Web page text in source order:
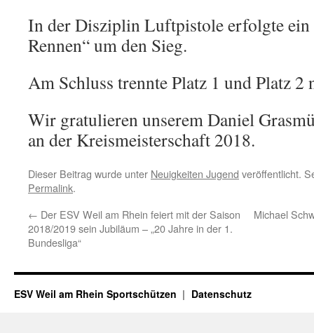
In der Disziplin Luftpistole erfolgte
Rennen“ um den Sieg.
Am Schluss trennte Platz 1 und Platz 2
Wir gratulieren unserem Daniel
an der Kreismeisterschaft 2018.
Dieser Beitrag wurde unter Neuigkeiten Jugend veröffentlicht.
Permalink.
← Der ESV Weil am Rhein feiert mit der Saison
2018/2019 sein Jubiläum – „20 Jahre in der 1.
Bundesliga“
Michael
ESV Weil am Rhein Sportschützen Datenschutz